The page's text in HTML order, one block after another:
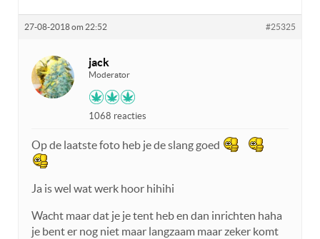
27-08-2018 om 22:52 #25325
jack
Moderator
1068 reacties
Op de laatste foto heb je de slang goed
Ja is wel wat werk hoor hihihi
Wacht maar dat je je tent heb en dan inrichten haha
je bent er nog niet maar langzaam maar zeker komt